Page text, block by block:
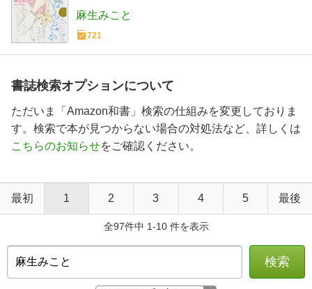
麻生みこと
721
書誌検索オプションについて
ただいま「Amazon和書」検索の仕組みを変更しておりま
す。検索で本が見つからない場合の対処法など、詳しくは
こちらのお知らせをご確認ください。
最初 1 2 3 4 5 最後
全97件中 1-10 件を表示
検索